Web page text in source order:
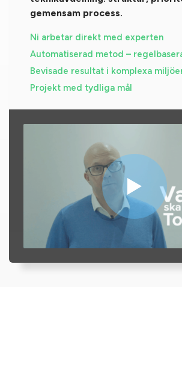
gemensam process.
Ni arbetar direkt med experten
Automatiserad metod –
Bevisade resultat i komplexa
Projekt med tydliga mål